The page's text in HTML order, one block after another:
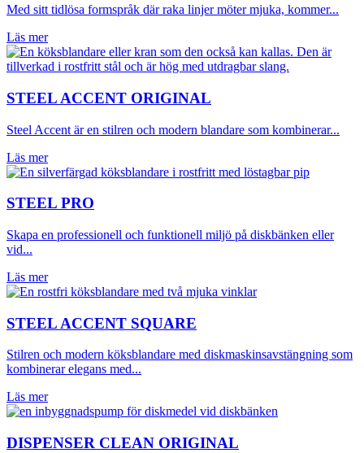
Med sitt tidlösa formspråk där raka linjer möter mjuka, kommer...
Läs mer
STEEL ACCENT ORIGINAL
Steel Accent är en stilren och modern blandare som kombinerar...
Läs mer
STEEL PRO
Skapa en professionell och funktionell miljö på diskbänken eller
vid...
Läs mer
STEEL ACCENT SQUARE
Stilren och modern köksblandare med diskmaskinsavstängning som
kombinerar elegans med...
Läs mer
DISPENSER CLEAN ORIGINAL